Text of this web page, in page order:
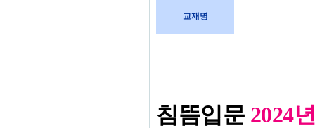
교재명
침뜸입문 2024